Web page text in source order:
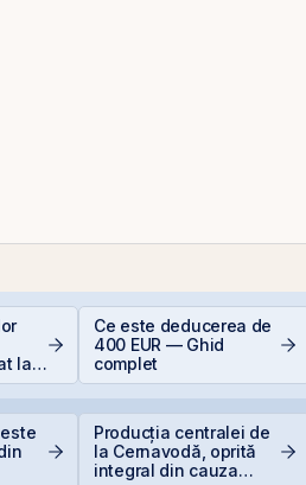
la
Ce este deducerea de
400 EUR — Ghid
complet
Producția centralei de
la Cernavodă, oprită
integral din cauza